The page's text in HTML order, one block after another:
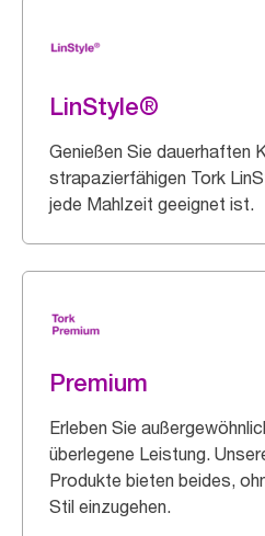
LinStyle®
Genießen Sie dauerhaften
strapazierfähigen Tork
jede Mahlzeit geeignet ist.
Premium
Erleben Sie
überlegene Leistung.
Produkte bieten beides,
Stil einzugehen.